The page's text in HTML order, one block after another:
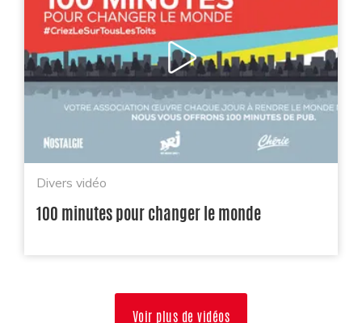
Divers vidéo
100 minutes pour changer le monde
Voir plus de vidéos